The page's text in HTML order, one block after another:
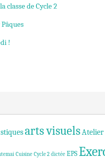
classe de Cycle 2
!
arts visuels
Cuisine Cycle 2 dictée EPS